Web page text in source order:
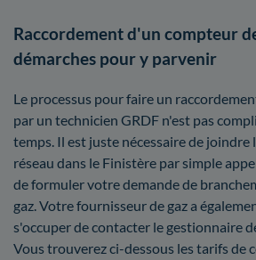
Raccordement d'un compteur
démarches pour y parvenir
Le processus pour faire un
par un technicien GRDF n'est pas
temps. Il est juste nécessaire de joindre
réseau dans le Finistère par simple
de formuler votre demande de
gaz. Votre fournisseur de gaz a
s'occuper de contacter le gestionnaire
Vous trouverez ci-dessous les tarifs de